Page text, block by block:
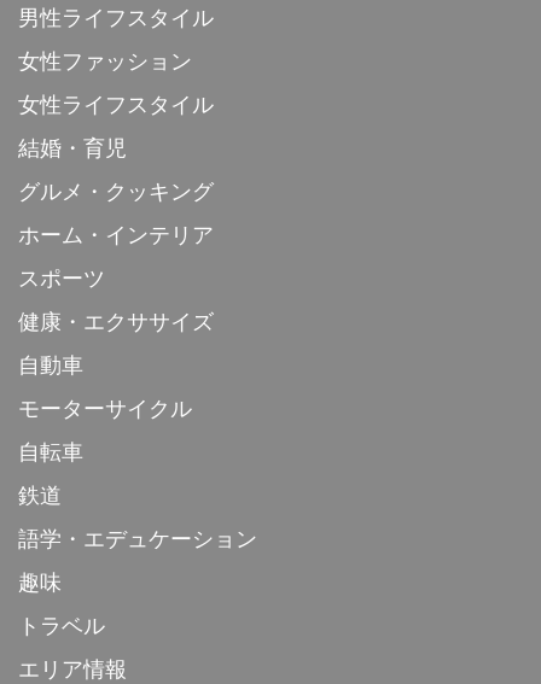
男性ライフスタイル
女性ファッション
女性ライフスタイル
結婚・育児
グルメ・クッキング
ホーム・インテリア
スポーツ
健康・エクササイズ
自動車
モーターサイクル
自転車
鉄道
語学・エデュケーション
趣味
トラベル
エリア情報